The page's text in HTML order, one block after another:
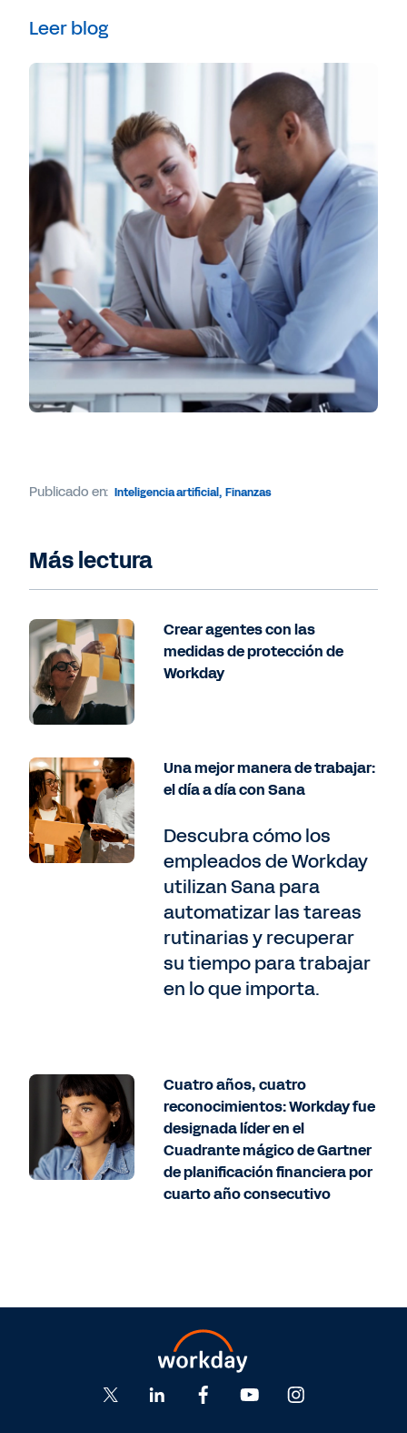
Leer blog
Publicado en: Inteligencia artificial, Finanzas
Más lectura
Crear agentes con las
medidas de protección de
Workday
Una mejor manera de trabajar:
el día a día con Sana
Descubra cómo los
empleados de Workday
utilizan Sana para
automatizar las tareas
rutinarias y recuperar
su tiempo para trabajar
en lo que importa.
Cuatro años, cuatro
reconocimientos: Workday fue
designada líder en el
Cuadrante mágico de Gartner
de planificación financiera por
cuarto año consecutivo